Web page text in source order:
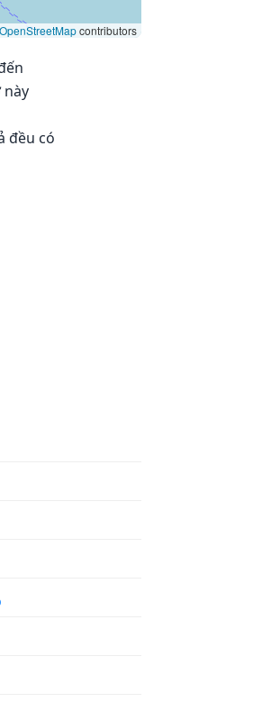
OpenStreetMapcontributors
này
đều có